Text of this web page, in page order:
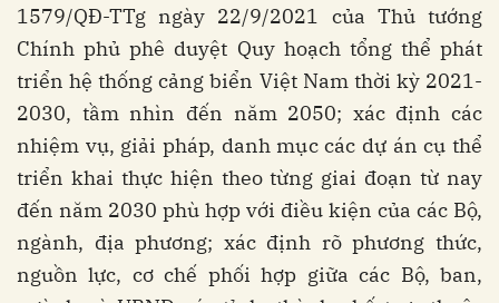
1579/QĐ-TTg ngày 22/9/2021 của Thủ tướng
Chính phủ phê duyệt Quy hoạch tổng thể phát
triển hệ thống cảng biển Việt Nam thời kỳ 2021-
2030, tầm nhìn đến năm 2050; xác định các
nhiệm vụ, giải pháp, danh mục các dự án cụ thể
triển khai thực hiện theo từng giai đoạn từ nay
đến năm 2030 phù hợp với điều kiện của các Bộ,
ngành, địa phương; xác định rõ phương thức,
nguồn lực, cơ chế phối hợp giữa các Bộ, ban,